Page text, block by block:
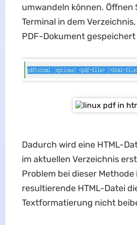
umwandeln können. Öffnen
Terminal in dem
PDF-Dokument
Dadurch wird eine HTML-
im aktuellen Verzeichnis
Problem bei dieser Methode
resultierende HTML-Datei
Textformatierung nicht